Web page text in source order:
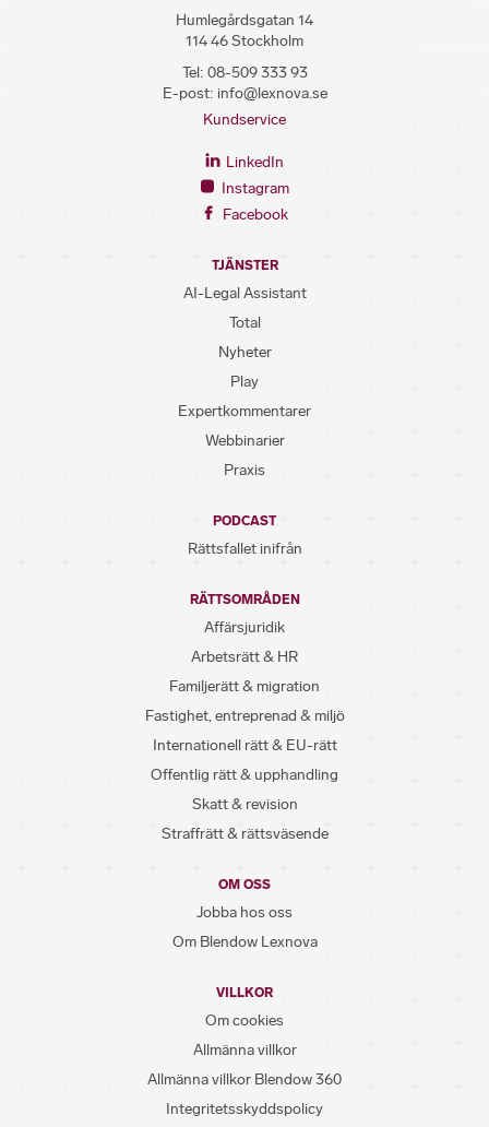
Humlegårdsgatan 14
114 46 Stockholm
Tel: 08-509 333 93
E-post: info@lexnova.se
Kundservice
LinkedIn
Instagram
Facebook
TJÄNSTER
AI-Legal Assistant
Total
Nyheter
Play
Expertkommentarer
Webbinarier
Praxis
PODCAST
Rättsfallet inifrån
RÄTTSOMRÅDEN
Affärsjuridik
Arbetsrätt & HR
Familjerätt & migration
Fastighet, entreprenad & miljö
Internationell rätt & EU-rätt
Offentlig rätt & upphandling
Skatt & revision
Straffrätt & rättsväsende
OM OSS
Jobba hos oss
Om Blendow Lexnova
VILLKOR
Om cookies
Allmänna villkor
Allmänna villkor Blendow 360
Integritetsskyddspolicy